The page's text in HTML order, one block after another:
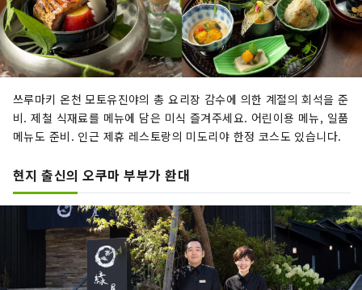
쓰루마키 온천 모토유진야의 총 요리장 감수에 의한 계절의 회석을 준
비. 제철 식재료를 메뉴에 담은 미식 즐겨주세요. 어린이용 메뉴, 일품
메뉴도 준비. 인근 제휴 레스토랑의 미도리야 한정 코스도 있습니다.
현지 출신의 오쿠마 부부가 환대